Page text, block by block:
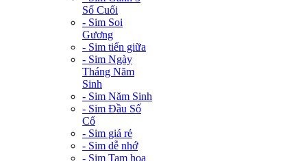
Số Cuối
- Sim Soi
Gương
- Sim tiến giữa
- Sim Ngày
Tháng Năm
Sinh
- Sim Năm Sinh
- Sim Đầu Số
Cổ
- Sim giá rẻ
- Sim dễ nhớ
- Sim Tam hoa